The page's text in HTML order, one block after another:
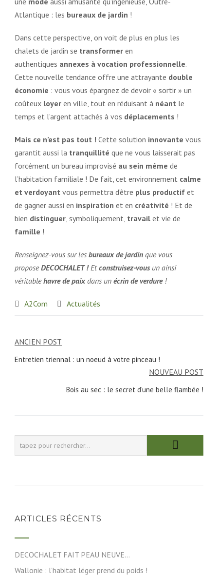
Atlantique : les bureaux de jardin !
Dans cette perspective, on voit de plus en plus les
chalets de jardin se transformer en
authentiques annexes à vocation professionnelle.
Cette nouvelle tendance offre une attrayante double
économie : vous vous épargnez de devoir « sortir » un
coûteux loyer en ville, tout en réduisant à néant le
temps et l’argent attachés à vos déplacements !
Mais ce n’est pas tout ! Cette solution innovante vous
garantit aussi la tranquillité que ne vous laisserait pas
forcément un bureau improvisé au sein même de
l’habitation familiale ! De fait, cet environnement calme
et verdoyant vous permettra d’être plus productif et
de gagner aussi en inspiration et en créativité ! Et de
bien distinguer, symboliquement, travail et vie de
famille !
Renseignez-vous sur les bureaux de jardin que vous
proposeDECOCHALET !Etconstruisez-vousun ainsi
véritablehavre de paixdans un écrin de verdure!
A2Com Actualités
Navigation
de
l’article
ANCIEN POST
Entretien triennal : un noeud à votre pinceau !
NOUVEAU POST
Bois au sec : le secret d’une belle flambée !
ARTICLES RÉCENTS
DECOCHALET FAIT PEAU NEUVE…
Wallonie : l’habitat léger prend du poids !